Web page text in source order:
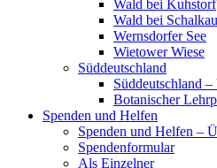
Wald bei Kuhstorf
Wald bei Schalkau
Wernsdorfer See
Wietower Wiese
Süddeutschland
Süddeutschland
Botanischer
Spenden und Helfen
Spenden und Helfen –
Spendenformular
Als Einzelner